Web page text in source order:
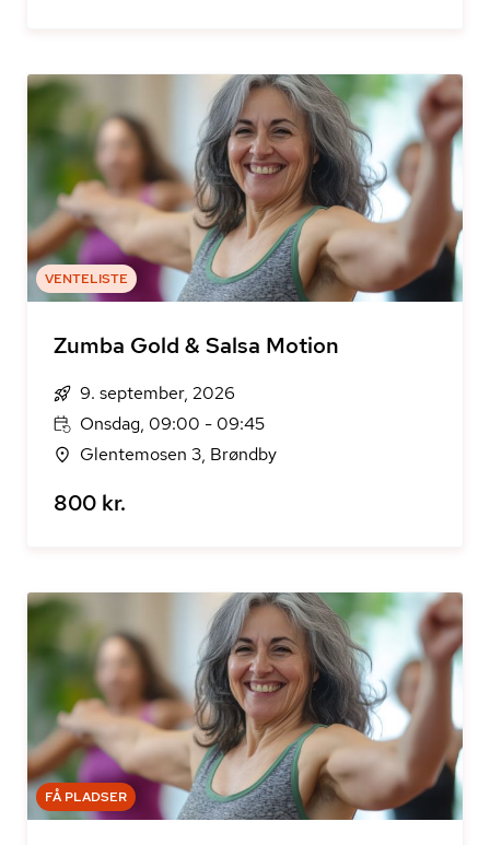
VENTELISTE
Zumba Gold & Salsa Motion
9. september, 2026
Onsdag, 09:00 - 09:45
Glentemosen 3, Brøndby
800 kr.
FÅ PLADSER